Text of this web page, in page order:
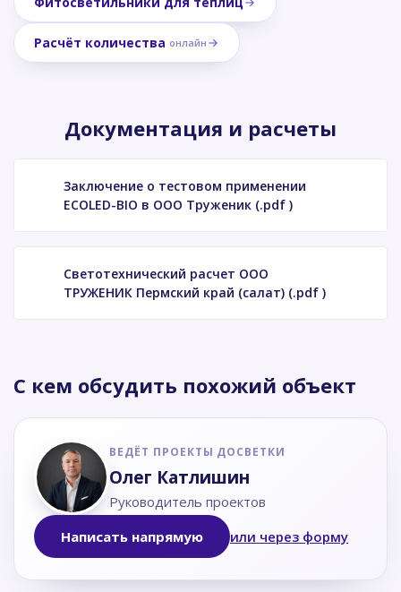
Расчёт количества онлайн
Документация и расчеты
Заключение о тестовом применении
ECOLED-BIO в ООО Труженик (.pdf )
Светотехнический расчет ООО
ТРУЖЕНИК Пермский край (салат) (.pdf )
С кем обсудить похожий объект
ВЕДЁТ ПРОЕКТЫ ДОСВЕТКИ
Олег Катлишин
Руководитель проектов
Написать напрямую
или через форму